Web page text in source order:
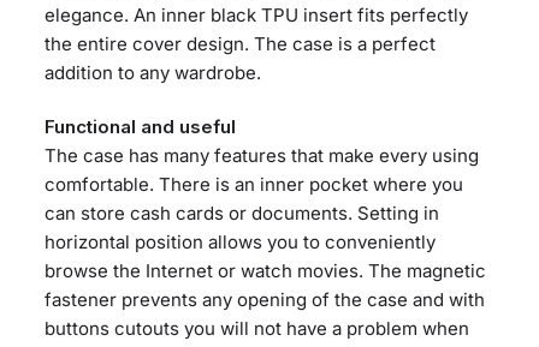
elegance. An inner black TPU insert fits perfectly
the entire cover design. The case is a perfect
addition to any wardrobe.
Functional and useful
The case has many features that make every using
comfortable. There is an inner pocket where you
can store cash cards or documents. Setting in
horizontal position allows you to conveniently
browse the Internet or watch movies. The magnetic
fastener prevents any opening of the case and with
buttons cutouts you will not have a problem when